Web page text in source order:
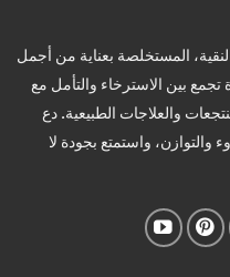
المستخلصة بعناية من أجمل
تجمع بين الاسترخاء والتأمل مع
والعلاجات الطبيعية. دع
واستمتع بجودة لا